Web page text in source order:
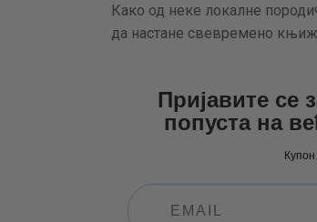
Како од неке локалне
да настане свевремено
Пријавите се
попуста на
Купон